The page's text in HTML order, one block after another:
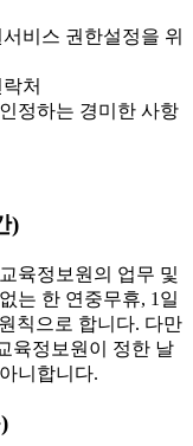
비스 권한설정을 위
처
정하는 경미한 사항
)
육정보원의 업무 및
는 한 연중무휴, 1일
칙으로 합니다. 다만
육정보원이 정한 날
니합니다.